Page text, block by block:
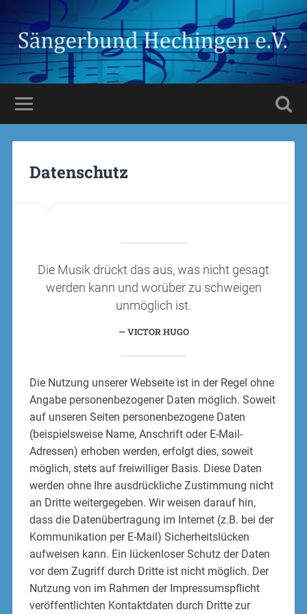
Datenschutz
Die Musik drückt das aus, was nicht gesagt
werden kann und worüber zu schweigen
unmöglich ist.
VICTOR HUGO
Die Nutzung unserer Webseite ist in der Regel ohne
Angabe personenbezogener Daten möglich. Soweit
auf unseren Seiten personenbezogene Daten
(beispielsweise Name, Anschrift oder E-Mail-
Adressen) erhoben werden, erfolgt dies, soweit
möglich, stets auf freiwilliger Basis. Diese Daten
werden ohne Ihre ausdrückliche Zustimmung nicht
an Dritte weitergegeben. Wir weisen darauf hin,
dass die Datenübertragung im Internet (z.B. bei der
Kommunikation per E-Mail) Sicherheitslücken
aufweisen kann. Ein lückenloser Schutz der Daten
vor dem Zugriff durch Dritte ist nicht möglich. Der
Nutzung von im Rahmen der Impressumspflicht
veröffentlichten Kontaktdaten durch Dritte zur